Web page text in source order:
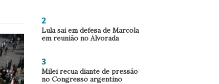
2
Lula sai em defesa de Marcola
em reunião no Alvorada
3
Milei recua diante de pressão
no Congresso argentino